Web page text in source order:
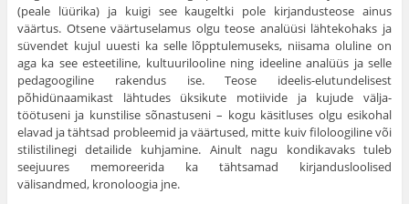
(peale lüürika) ja kuigi see kaugeltki pole kirjandus­teose ainus
väärtus. Otsene väärtuselamus olgu teose analüüsi läh­tekohaks ja
süvendet kujul uuesti ka selle lõpptulemuseks, niisama oluline on
aga ka see esteetiline, kultuurilooline ning ideeline ana­lüüs ja selle
pedagoogiline rakendus ise. Teose ideelis-elutundelisest
põhidünaamikast lähtudes üksikute motiivide ja kujude välja­
töötuseni ja kunstilise sõnastuseni – kogu käsitluses olgu esikohal
elavad ja tähtsad probleemid ja väärtused, mitte kuiv filoloogiline või
stilistilinegi detailide kuhjamine. Ainult nagu kondi­kavaks tuleb
seejuures memoreerida ka tähtsamad kirjanduslooli­sed
välisandmed, kronoloogia jne.